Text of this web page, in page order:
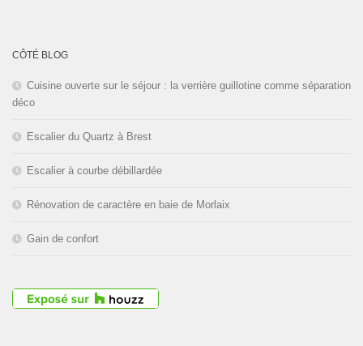
CÔTÉ BLOG
Cuisine ouverte sur le séjour : la verrière guillotine comme séparation
déco
Escalier du Quartz à Brest
Escalier à courbe débillardée
Rénovation de caractère en baie de Morlaix
Gain de confort